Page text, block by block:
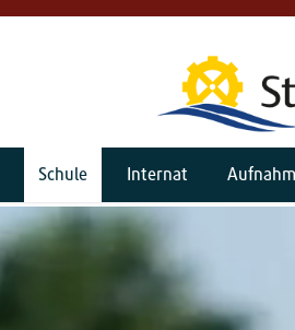
Schule Internat